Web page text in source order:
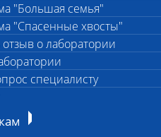
"Большая семья"
"Спасенные хвосты"
отзыв о лаборатории
специалисту
в
или на следующий
Допускается
при температуре не